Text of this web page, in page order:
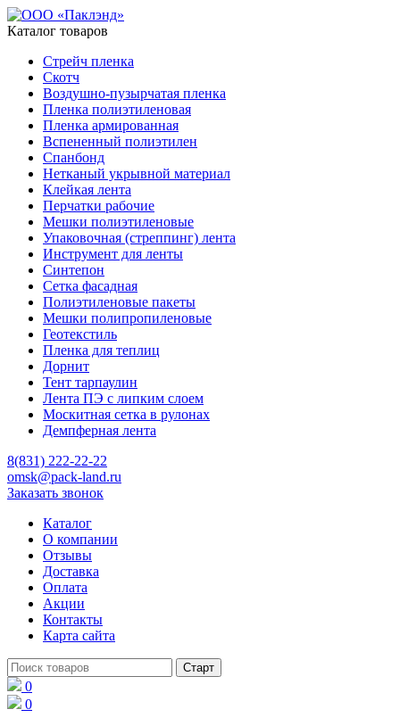
Каталог товаров
Стрейч пленка
Скотч
Воздушно-пузырчатая пленка
Пленка полиэтиленовая
Пленка армированная
Вспененный полиэтилен
Спанбонд
Нетканый укрывной материал
Клейкая лента
Перчатки рабочие
Мешки полиэтиленовые
Упаковочная (стреппинг) лента
Инструмент для ленты
Синтепон
Сетка фасадная
Полиэтиленовые пакеты
Мешки полипропиленовые
Геотекстиль
Пленка для теплиц
Дорнит
Тент тарпаулин
Лента ПЭ с липким слоем
Москитная сетка в рулонах
Демпферная лента
8(831) 222-22-22
omsk@pack-land.ru
Заказать звонок
Каталог
О компании
Отзывы
Доставка
Оплата
Акции
Контакты
Карта сайта
0
0